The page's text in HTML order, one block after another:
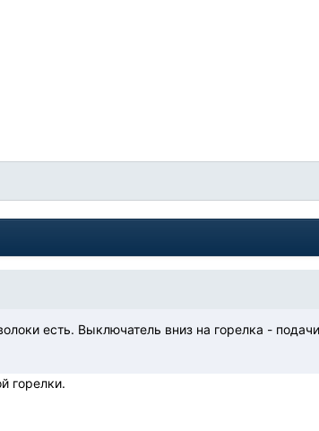
есть. Выключатель вниз на горелка -
горелки.